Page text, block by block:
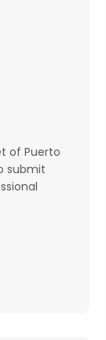
of Puerto
submit